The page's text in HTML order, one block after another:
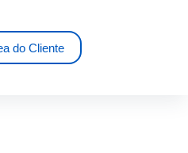
do Cliente